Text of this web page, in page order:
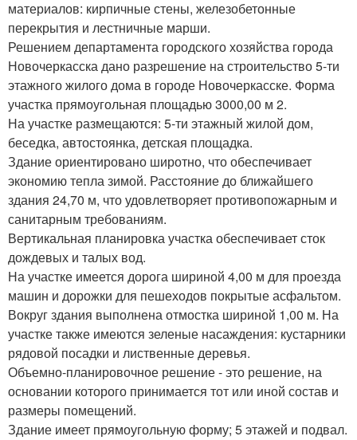
материалов: кирпичные стены, железобетонные
перекрытия и лестничные марши.
Решением департамента городского хозяйства города
Новочеркасска дано разрешение на строительство 5-ти
этажного жилого дома в городе Новочеркасске. Форма
участка прямоугольная площадью 3000,00 м 2.
На участке размещаются: 5-ти этажный жилой дом,
беседка, автостоянка, детская площадка.
Здание ориентировано широтно, что обеспечивает
экономию тепла зимой. Расстояние до ближайшего
здания 24,70 м, что удовлетворяет противопожарным и
санитарным требованиям.
Вертикальная планировка участка обеспечивает сток
дождевых и талых вод.
На участке имеется дорога шириной 4,00 м для проезда
машин и дорожки для пешеходов покрытые асфальтом.
Вокруг здания выполнена отмостка шириной 1,00 м. На
участке также имеются зеленые насаждения: кустарники
рядовой посадки и лиственные деревья.
Объемно-планировочное решение - это решение, на
основании которого принимается тот или иной состав и
размеры помещений.
Здание имеет прямоугольную форму; 5 этажей и подвал.